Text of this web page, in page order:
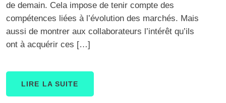
de demain. Cela impose de tenir compte des
compétences liées à l’évolution des marchés. Mais
aussi de montrer aux collaborateurs l’intérêt qu’ils
ont à acquérir ces […]
LIRE LA SUITE